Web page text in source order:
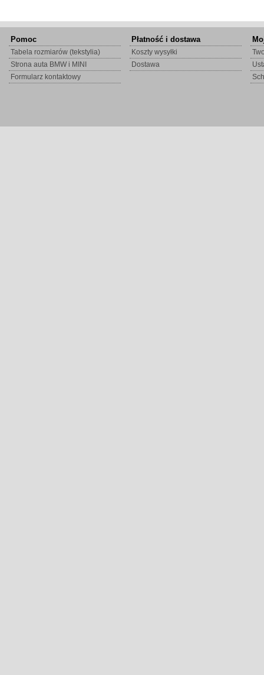
Pomoc
Tabela rozmiarów (tekstylia)
Strona auta BMW i MINI
Formularz kontaktowy
Płatność i dostawa
Koszty wysyłki
Dostawa